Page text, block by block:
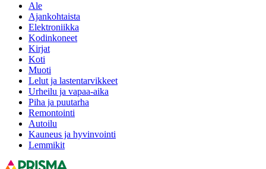
Ale
Ajankohtaista
Elektroniikka
Kodinkoneet
Kirjat
Koti
Muoti
Lelut ja lastentarvikkeet
Urheilu ja vapaa-aika
Piha ja puutarha
Remontointi
Autoilu
Kauneus ja hyvinvointi
Lemmikit